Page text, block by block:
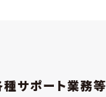
種サポート業務等